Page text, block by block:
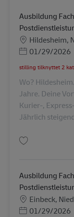
Ausbildung
Lokation
Hildesheim,
Posted Date
01/29/2026
stilling
Wo?
Jahre. Deine
Kurier-,
Jährlich
Ausbildung
Lokation
Einbeck,
Posted Date
01/29/2026